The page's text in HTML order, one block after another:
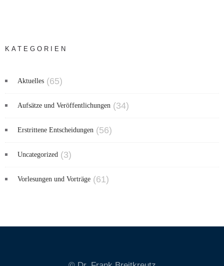
KATEGORIEN
Aktuelles (65)
Aufsätze und Veröffentlichungen (34)
Erstrittene Entscheidungen (56)
Uncategorized (3)
Vorlesungen und Vorträge (61)